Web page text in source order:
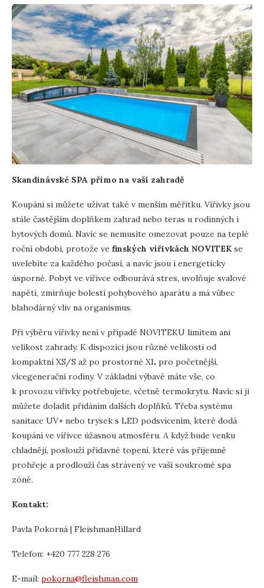
Skandinávské SPA přímo na vaší zahradě
Koupání si můžete užívat také v menším měřítku. Vířivky jsou
stále častějším doplňkem zahrad nebo teras u rodinných i
bytových domů. Navíc se nemusíte omezovat pouze na teplé
roční období, protože ve finských vířivkách NOVITEK se
uvelebíte za každého počasí, a navíc jsou i energeticky
úsporné. Pobyt ve vířivce odbourává stres, uvolňuje svalové
napětí, zmírňuje bolesti pohybového aparátu a má vůbec
blahodárný vliv na organismus.
Při výběru vířivky není v případě NOVITEKU limitem ani
velikost zahrady. K dispozici jsou různé velikosti od
kompaktní XS/S až po prostorné XL pro početnější,
vícegenerační rodiny. V základní výbavě máte vše, co
k provozu vířivky potřebujete, včetně termokrytu. Navíc si ji
můžete doladit přidáním dalších doplňků. Třeba systému
sanitace UV+ nebo trysek s LED podsvícením, které dodá
koupání ve vířivce úžasnou atmosféru. A když bude venku
chladněji, poslouží přídavné topení, které vás příjemně
prohřeje a prodlouží čas strávený ve vaší soukromé spa
zóně.
Kontakt:
Pavla Pokorná | FleishmanHillard
Telefon: +420 777 228 276
E-mail: pokorna@fleishman.com